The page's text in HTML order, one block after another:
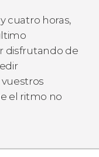
cuatro horas,
disfrutando de
el ritmo no